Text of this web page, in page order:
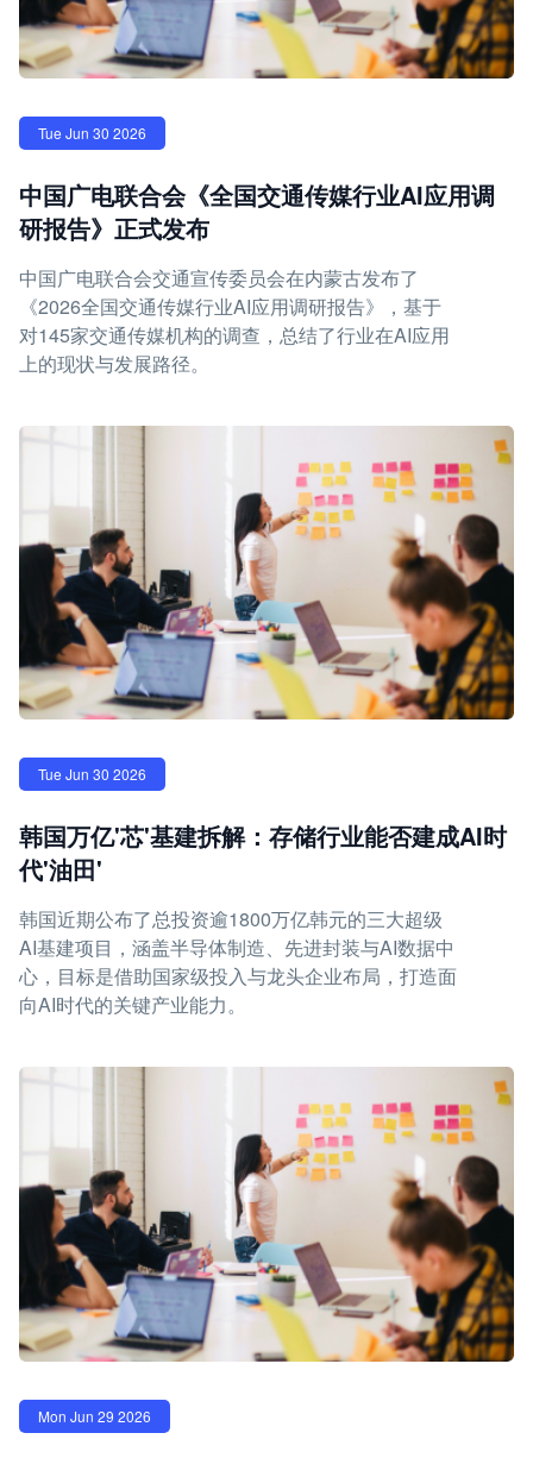
Tue Jun 30 2026
中国广电联合会《全国交通传媒行业AI应用调
研报告》正式发布
中国广电联合会交通宣传委员会在内蒙古发布了
《2026全国交通传媒行业AI应用调研报告》，基于
对145家交通传媒机构的调查，总结了行业在AI应用
上的现状与发展路径。
Tue Jun 30 2026
韩国万亿'芯'基建拆解：存储行业能否建成AI时
代'油田'
韩国近期公布了总投资逾1800万亿韩元的三大超级
AI基建项目，涵盖半导体制造、先进封装与AI数据中
心，目标是借助国家级投入与龙头企业布局，打造面
向AI时代的关键产业能力。
Mon Jun 29 2026